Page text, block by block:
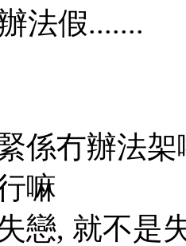
法假.......
係冇辦法
嘛
戀, 就不是